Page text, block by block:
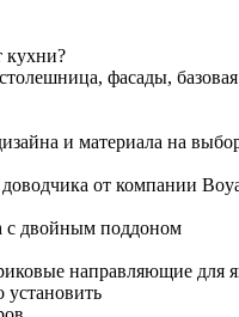
кухни?
фасады, базовая
и материала на
от компании
с двойным поддоном
направляющие для